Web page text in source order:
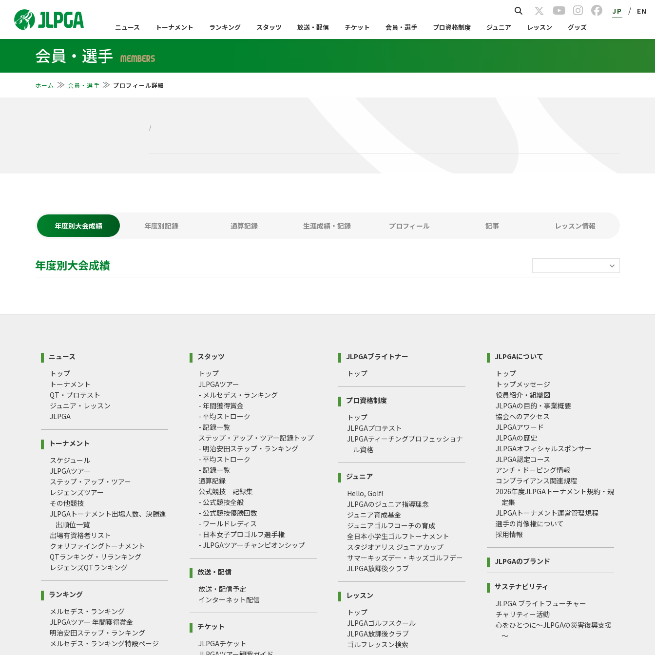
JP / EN
ニュース トーナメント ランキング スタッツ 放送・配信 チケット 会員・選手 プロ資格制度 ジュニア レッスン グッズ
会員・選手 MEMBERS
ホーム 会員・選手 プロフィール詳細
/
年度別大会成績 年度別記録 通算記録 生涯成績・記録 プロフィール 記事 レッスン情報
年度別大会成績
ニュース
トップ
トーナメント
QT・プロテスト
ジュニア・レッスン
JLPGA
トーナメント
スケジュール
JLPGAツアー
ステップ・アップ・ツアー
レジェンズツアー
その他競技
JLPGAトーナメント出場人数、決勝進
出順位一覧
出場有資格者リスト
クォリファイングトーナメント
QTランキング・リランキング
レジェンズQTランキング
ランキング
メルセデス・ランキング
JLPGAツアー 年間獲得賞金
明治安田ステップ・ランキング
メルセデス・ランキング特設ページ
スタッツ
トップ
JLPGAツアー
- メルセデス・ランキング
- 年間獲得賞金
- 平均ストローク
- 記録一覧
ステップ・アップ・ツアー記録トップ
- 明治安田ステップ・ランキング
- 平均ストローク
- 記録一覧
通算記録
公式競技 記録集
- 公式競技全般
- 公式競技優勝回数
- ワールドレディス
- 日本女子プロゴルフ選手権
- JLPGAツアーチャンピオンシップ
放送・配信
放送・配信予定
インターネット配信
チケット
JLPGAチケット
JLPGAブライトナー
トップ
プロ資格制度
トップ
JLPGAプロテスト
JLPGAティーチングプロフェッショナ
ル資格
ジュニア
Hello, Golf!
JLPGAのジュニア指導理念
ジュニア育成基金
ジュニアゴルフコーチの育成
全日本小学生ゴルフトーナメント
スタジオアリス ジュニアカップ
サマーキッズデー・キッズゴルフデー
JLPGA放課後クラブ
レッスン
トップ
JLPGAゴルフスクール
JLPGA放課後クラブ
ゴルフレッスン検索
JLPGAについて
トップ
トップメッセージ
役員紹介・組織図
JLPGAの目的・事業概要
協会へのアクセス
JLPGAアワード
JLPGAの歴史
JLPGAオフィシャルスポンサー
JLPGA認定コース
アンチ・ドーピング情報
コンプライアンス関連規程
2026年度JLPGAトーナメント規約・規
定集
JLPGAトーナメント運営管理規程
選手の肖像権について
採用情報
JLPGAのブランド
サステナビリティ
JLPGA ブライトフューチャー
チャリティー活動
心をひとつに～JLPGAの災害復興支援
～